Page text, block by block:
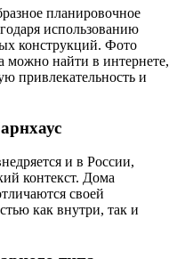
планировочное
использованию
конструкций. Фото
можно найти в интернете,
привлекательность и
и в России,
контекст. Дома
своей
как внутри, так и